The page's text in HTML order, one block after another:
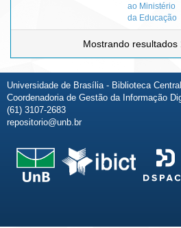
ao Ministério
da Educação
Mostrando resultados
Universidade de Brasília - Biblioteca Central
Coordenadoria de Gestão da Informação
(61) 3107-2683
repositorio@unb.br